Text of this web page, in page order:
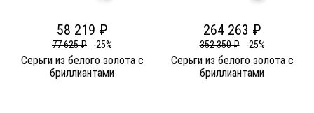
58 219 ₽
77 625 ₽ -25%
Серьги из белого золота c
бриллиантами
264 263 ₽
352 350 ₽ -25%
Серьги из белого золота c
бриллиантами